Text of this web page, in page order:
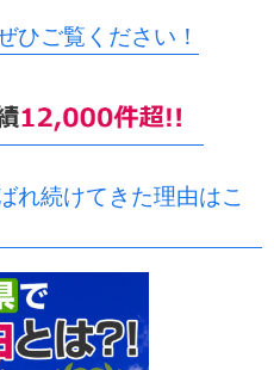
ひご覧ください！
れ続けてきた理由はこ